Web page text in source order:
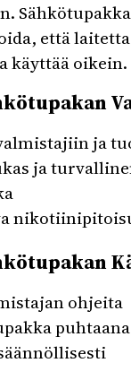
että
käyttää oikein.
ja
ja
ohjeita